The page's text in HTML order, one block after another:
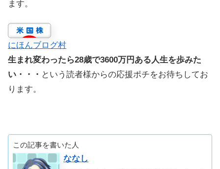
ます。
にほんブログ村
生まれ変わったら28歳で3600万円ある人生を歩みた
い・・・ という読者様からの応援ポチをお待ちしてお
ります。
この記事を書いた人
ななし